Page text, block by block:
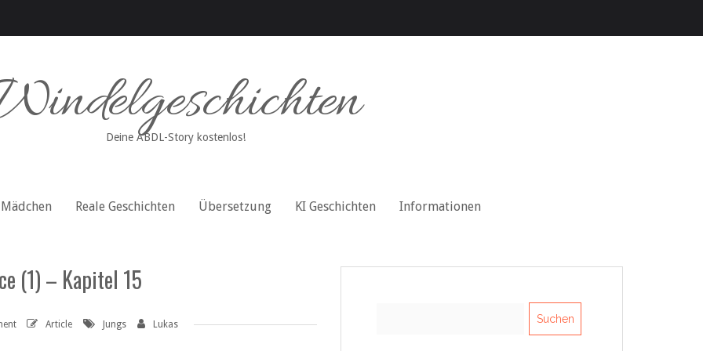
Deine ABDL-Story kostenlos!
Mädchen Reale Geschichten Übersetzung KI Geschichten Informationen
(1) – Kapitel 15
Article Jungs Lukas